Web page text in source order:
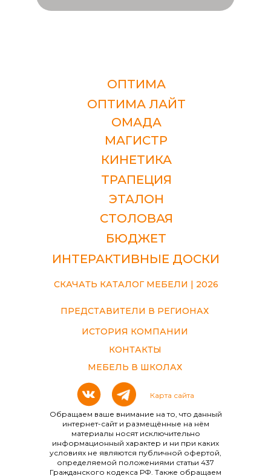
Обращаем ваше внимание на то, что данный
интернет-сайт и размещённые на нём
материалы носят исключительно
информационный характер и ни при каких
условиях не являются публичной офертой,
определяемой положениями статьи 437
Гражданского кодекса РФ. Также обращаем
Карта сайта
ПРЕДСТАВИТЕЛИ В РЕГИОНАХ
СКАЧАТЬ КАТАЛОГ МЕБЕЛИ | 2026
ИСТОРИЯ КОМПАНИИ
КОНТАКТЫ
МЕБЕЛЬ В ШКОЛАХ
БЮДЖЕТ
ИНТЕРАКТИВНЫЕ ДОСКИ
ЭТАЛОН
ТРАПЕЦИЯ
СТОЛОВАЯ
ОПТИМА ЛАЙТ
ОПТИМА
МАГИСТР
КИНЕТИКА
ОМАДА